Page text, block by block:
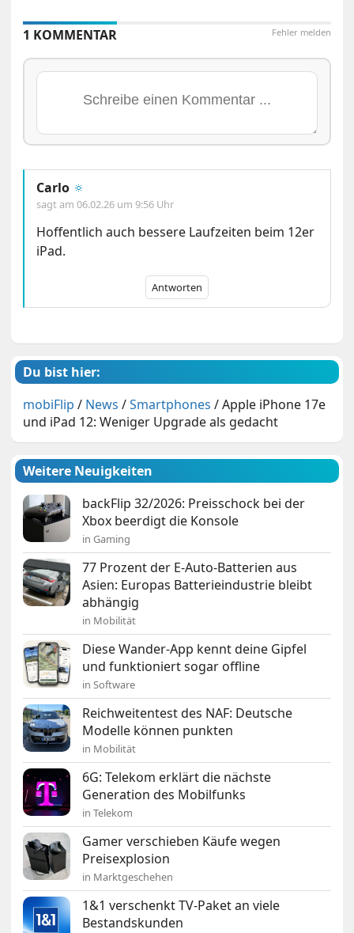
Fehler melden
1 KOMMENTAR
Carlo 🔅
sagt am06.02.26 um 9:56 Uhr
Hoffentlich auch bessere Laufzeiten beim 12er
iPad.
Antworten
Du bist hier:
mobiFlip / News /Smartphones /Apple iPhone 17e
und iPad 12: Weniger Upgrade als gedacht
Weitere Neuigkeiten
backFlip 32/2026: Preisschock bei der
Xbox beerdigt die Konsole
in Gaming
77 Prozent der E-Auto-Batterien aus
Asien: Europas Batterieindustrie bleibt
abhängig
in Mobilität
Diese Wander-App kennt deine Gipfel
und funktioniert sogar offline
in Software
Reichweitentest des NAF: Deutsche
Modelle können punkten
in Mobilität
6G: Telekom erklärt die nächste
Generation des Mobilfunks
in Telekom
Gamer verschieben Käufe wegen
Preisexplosion
in Marktgeschehen
1&1 verschenkt TV-Paket an viele
Bestandskunden